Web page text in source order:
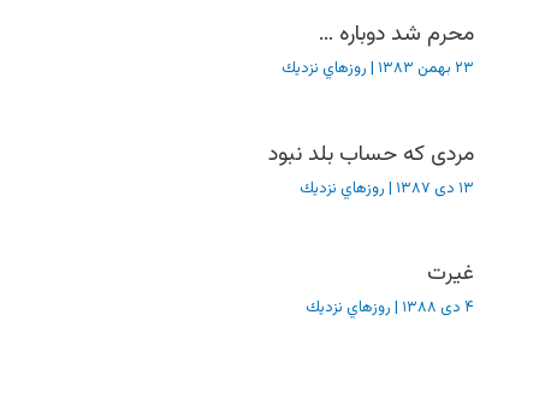
محرم شد دوباره …
۲۳ بهمن ۱۳۸۳ | روزهاي نزديك
مردی که حساب بلد نبود
۱۳ دی ۱۳۸۷ | روزهاي نزديك
غیرت
۴ دی ۱۳۸۸ | روزهاي نزديك